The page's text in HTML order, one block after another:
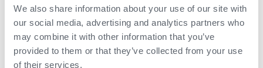
We also share information about your use of our site with
our social media, advertising and analytics partners who
may combine it with other information that you’ve
provided to them or that they’ve collected from your use
of their services.